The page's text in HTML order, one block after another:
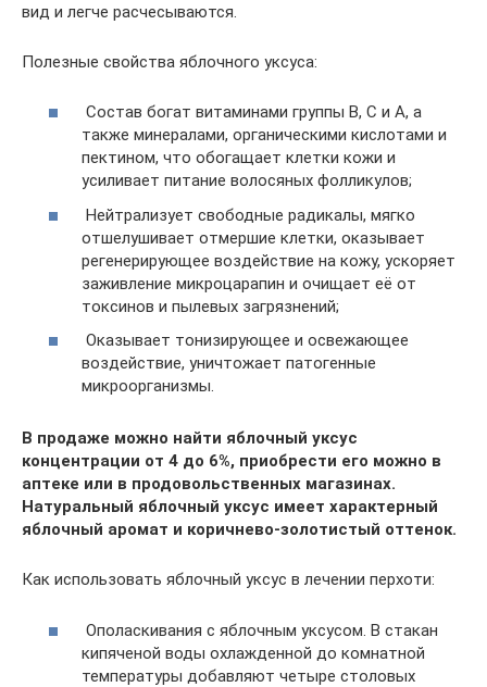
вид и легче расчесываются.
Полезные свойства яблочного уксуса:
Состав богат витаминами группы B, С и A, а
также минералами, органическими кислотами и
пектином, что обогащает клетки кожи и
усиливает питание волосяных фолликулов;
Нейтрализует свободные радикалы, мягко
отшелушивает отмершие клетки, оказывает
регенерирующее воздействие на кожу, ускоряет
заживление микроцарапин и очищает её от
токсинов и пылевых загрязнений;
Оказывает тонизирующее и освежающее
воздействие, уничтожает патогенные
микроорганизмы.
В продаже можно найти яблочный уксус
концентрации от 4 до 6%, приобрести его можно в
аптеке или в продовольственных магазинах.
Натуральный яблочный уксус имеет характерный
яблочный аромат и коричнево-золотистый оттенок.
Как использовать яблочный уксус в лечении перхоти:
Ополаскивания с яблочным уксусом. В стакан
кипяченой воды охлажденной до комнатной
температуры добавляют четыре столовых